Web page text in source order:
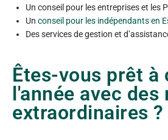
Un conseil pour les entreprises et les
Unconseil pour les indépendants en
Des services de gestion et
Êtes-vous prêt à
l'année avec
extraordinaires ?